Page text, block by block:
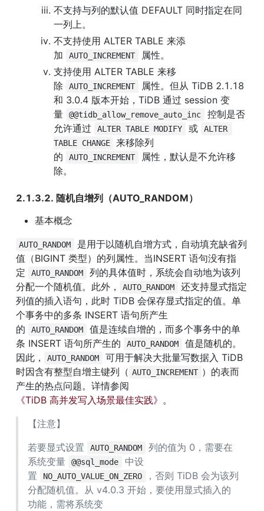
不支持与列的默认值 DEFAULT 同时指定在同
一列上。
不支持使用 ALTER TABLE 来添
加
AUTO_INCREMENT
属性。
支持使用 ALTER TABLE 来移
除
AUTO_INCREMENT
属性。但从 TiDB 2.1.18
和 3.0.4 版本开始，TiDB 通过 session 变
量
@@tidb_allow_remove_auto_inc
控制是否
允许通过
ALTER TABLE MODIFY 或
ALTER
TABLE CHANGE
来移除列
的
AUTO_INCREMENT
属性，默认是不允许移
除。
2.1.3.2. 随机自增列（AUTO_RANDOM）
基本概念
AUTO_RANDOM
是用于以随机自增方式，自动填充缺省列
值（BIGINT 类型）的列属性。当INSERT 语句没有指
定
AUTO_RANDOM
列的具体值时，系统会自动地为该列
分配一个随机值。此外，
AUTO_RANDOM
还支持显式指定
列值的插入语句，此时 TiDB 会保存显式指定的值。单
个事务中的多条 INSERT 语句所产生
的
AUTO_RANDOM
值是连续自增的，而多个事务中的单
条 INSERT 语句所产生的
AUTO_RANDOM
值是随机的。
因此，
AUTO_RANDOM
可用于解决大批量写数据入 TiDB
时因含有整型自增主键列（ AUTO_INCREMENT ）的表而
产生的热点问题。详情参阅
《TiDB 高并发写入场景最佳实践》 。
【注意】
若要显式设置
AUTO_RANDOM
列的值为 0，需要在
系统变量
@@sql_mode
中设
置
NO_AUTO_VALUE_ON_ZERO
，否则 TiDB 会为该列
分配随机值。从 v4.0.3 开始，要使用显式插入的
功能，需将系统变